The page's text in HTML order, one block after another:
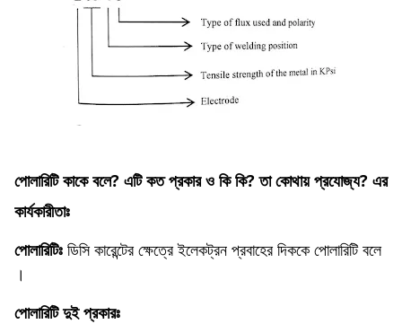
পােলারিটি কাকে বলে? এটি কত প্রকার ও কি কি? তা কোথায় প্রযোজ্য? এর
কার্যকারীতাঃ
পােলারিটিঃ ডিসি কারেন্টের ক্ষেত্রে ইলেকট্রন প্রবাহের দিককে পােলারিটি বলে
।
পােলারিটি দুই প্রকারঃ